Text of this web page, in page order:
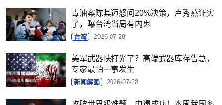
毒油案陈其迈怒问20%决策，卢秀燕证实
了，曝台湾当局有内鬼
台湾 2026-07-28
美军武器快打光了？高端武器库存告急，
专家最怕一事发生
新闻解画 2026-07-28